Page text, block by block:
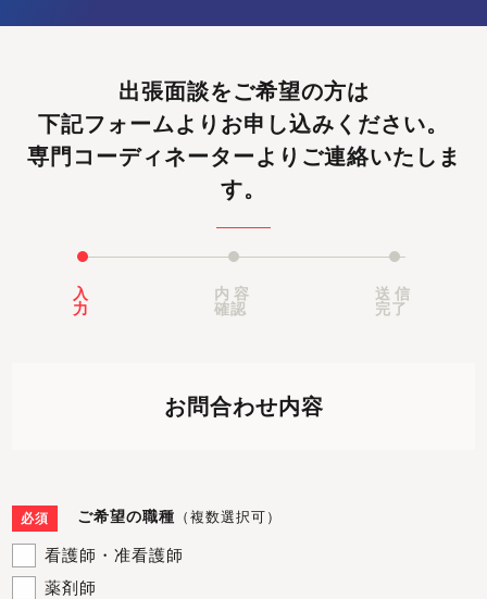
出張面談をご希望の方は
下記フォームよりお申し込みください。
専門コーディネーターよりご連絡いたしま
す。
入
力
内容
確認
送信
完了
お問合わせ内容
必須 ご希望の職種 （複数選択可）
看護師・准看護師
薬剤師